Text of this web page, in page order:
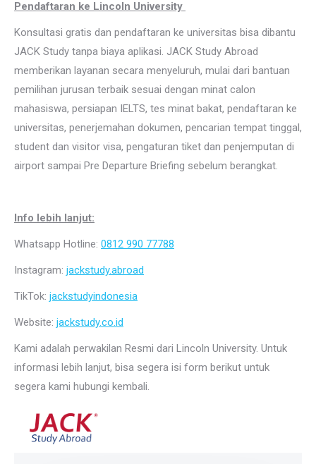
Pendaftaran ke Lincoln University
Konsultasi gratis dan pendaftaran ke universitas bisa dibantu
JACK Study tanpa biaya aplikasi. JACK Study Abroad
memberikan layanan secara menyeluruh, mulai dari bantuan
pemilihan jurusan terbaik sesuai dengan minat calon
mahasiswa, persiapan IELTS, tes minat bakat, pendaftaran ke
universitas, penerjemahan dokumen, pencarian tempat tinggal,
student dan visitor visa, pengaturan tiket dan penjemputan di
airport sampai Pre Departure Briefing sebelum berangkat.
Info lebih lanjut:
Whatsapp Hotline: 0812 990 77788
Instagram: jackstudy.abroad
TikTok: jackstudyindonesia
Website: jackstudy.co.id
Kami adalah perwakilan Resmi dari Lincoln University. Untuk
informasi lebih lanjut, bisa segera isi form berikut untuk
segera kami hubungi kembali.